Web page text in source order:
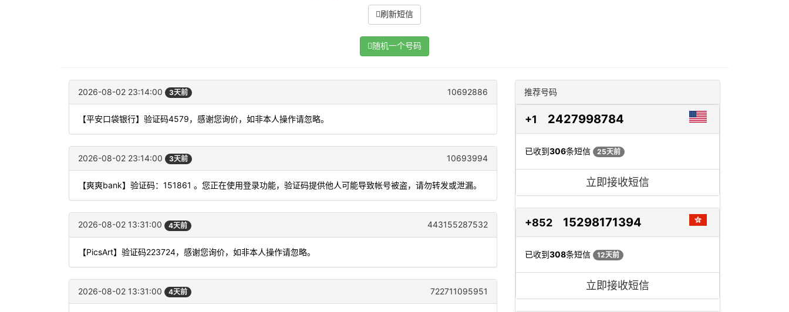
刷新短信
随机一个号码
2026-08-02 23:14:00 3天前 10692886
【平安口袋银行】验证码4579，感谢您询价，如非本人操作请忽略。
2026-08-02 23:14:00 3天前 10693994
【爽爽bank】验证码：151861 。您正在使用登录功能，验证码提供他人可能导致帐号被盗，请勿转发或泄漏。
2026-08-02 13:31:00 4天前 443155287532
【PicsArt】验证码223724，感谢您询价，如非本人操作请忽略。
2026-08-02 13:31:00 4天前 722711095951
推荐号码
+1 2427998784
已收到306条短信 25天前
立即接收短信
+852 15298171394
已收到308条短信 12天前
立即接收短信